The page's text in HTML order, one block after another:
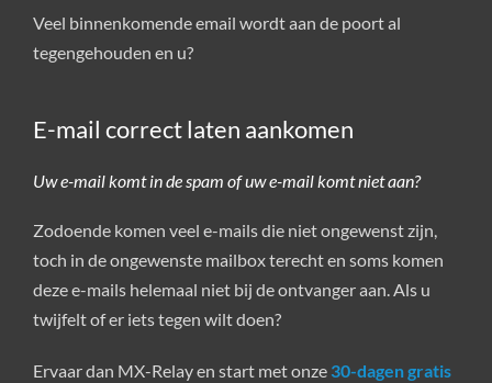
Veel binnenkomende email wordt aan de poort al
tegengehouden en u?
E-mail correct laten aankomen
Uw e-mail komt in de spam of uw e-mail komt niet aan?
Zodoende komen veel e-mails die niet ongewenst zijn,
toch in de ongewenste mailbox terecht en soms komen
deze e-mails helemaal niet bij de ontvanger aan. Als u
twijfelt of er iets tegen wilt doen?
Ervaar dan MX-Relay en start met onze 30-dagen gratis